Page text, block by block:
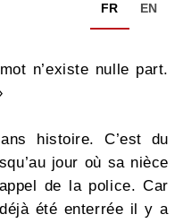
FR EN
n’existe nulle part.
histoire. C’est du
jour où sa nièce
de la police. Car
été enterrée il y a